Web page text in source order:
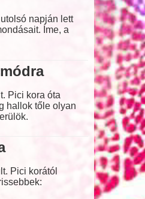
napján lett
Íme, a
Pici kora óta
hallok tőle olyan
Pici korától